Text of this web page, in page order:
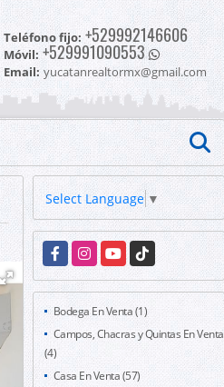
Teléfono fijo: +529992146606
Móvil: +529991090553
Email: yucatanrealtormx@gmail.com
Select Language ▼
FacebookInstagramYouTubeTikTok
Bodega En Venta (1)
Campos, Chacras y Quintas En Venta
(4)
Casa En Venta (57)